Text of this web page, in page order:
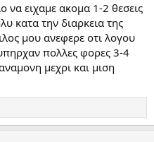
να ειχαμε ακομα 1-2 θεσεις
κατα την διαρκεια της
μου ανεφερε οτι λογου
πολλες φορες 3-4
μεχρι και μιση